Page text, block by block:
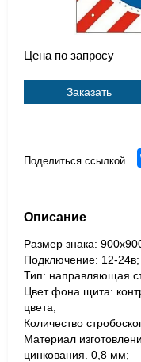
Цена по запросу
Заказать
Поделиться ссылкой
Описание
Размер знака:
Подключение: 12-24в;
Тип: направляющая
Цвет фона щита:
цвета;
Количество
Материал
цинкования. 0,8 мм;